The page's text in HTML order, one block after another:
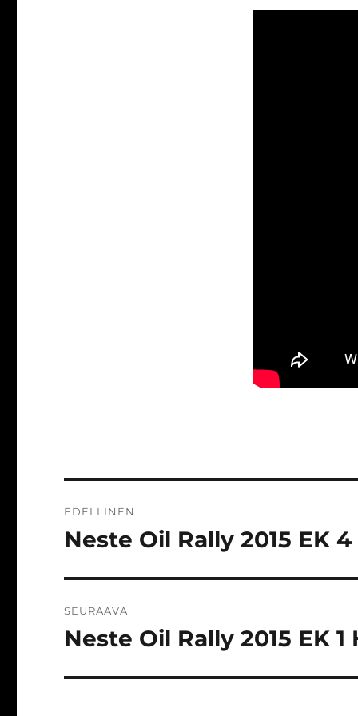
selaus
EDELLINEN
Edellinen
Neste Oil Rally 2015 EK
SEURAAVA
Seuraava
Neste Oil Rally 2015 EK 1